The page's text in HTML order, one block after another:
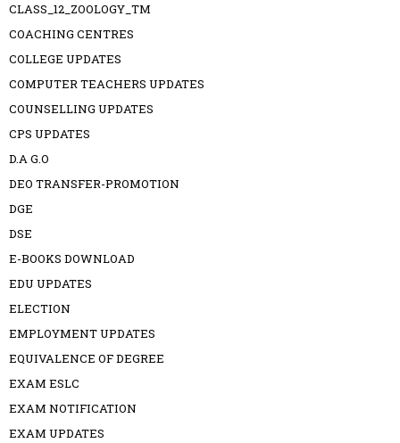
CLASS_12_ZOOLOGY_TM
COACHING CENTRES
COLLEGE UPDATES
COMPUTER TEACHERS UPDATES
COUNSELLING UPDATES
CPS UPDATES
D.A G.O
DEO TRANSFER-PROMOTION
DGE
DSE
E-BOOKS DOWNLOAD
EDU UPDATES
ELECTION
EMPLOYMENT UPDATES
EQUIVALENCE OF DEGREE
EXAM ESLC
EXAM NOTIFICATION
EXAM UPDATES